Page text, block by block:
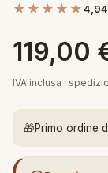
arredo
per cuscini
Step
in fibra
in piuma
Tappeti Cartoons
Trapuntini Cartoons
★★★★★4,94
119,00
IVA inclusa ·
🎁Primo ordine